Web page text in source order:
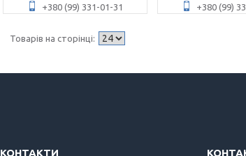
+380 (99) 331-01-31 +380 (99)